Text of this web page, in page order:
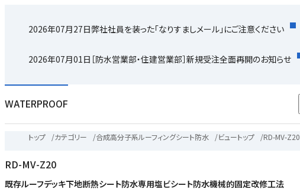
2026年07月27日弊社社員を装った「なりすましメール」にご注意ください
2026年07月01日 ［防水営業部・住建営業部］新規受注全面再開のお知らせ
WATERPROOF
トップ /カテゴリー /合成高分子系ルーフィングシート防水 /ビュートップ /RD-MV-Z20
RD-MV-Z20
既存ルーフデッキ下地断熱シート防水専用塩ビシート防水機械的固定改修工法